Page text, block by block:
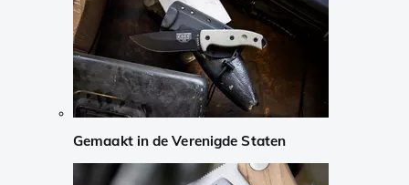
Gemaakt in de Verenigde Staten